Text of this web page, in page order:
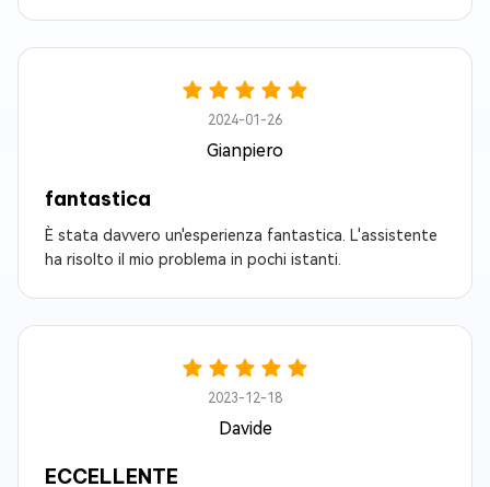
2024-01-26
Gianpiero
fantastica
È stata davvero un'esperienza fantastica. L'assistente
ha risolto il mio problema in pochi istanti.
2023-12-18
Davide
ECCELLENTE